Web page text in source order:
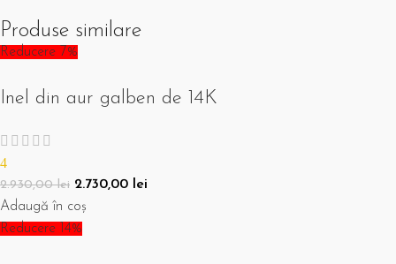
Produse similare
Reducere 7%
Inel din aur galben de 14K
4
2.930,00lei 2.730,00 lei
Adaugă în coș
Reducere 14%